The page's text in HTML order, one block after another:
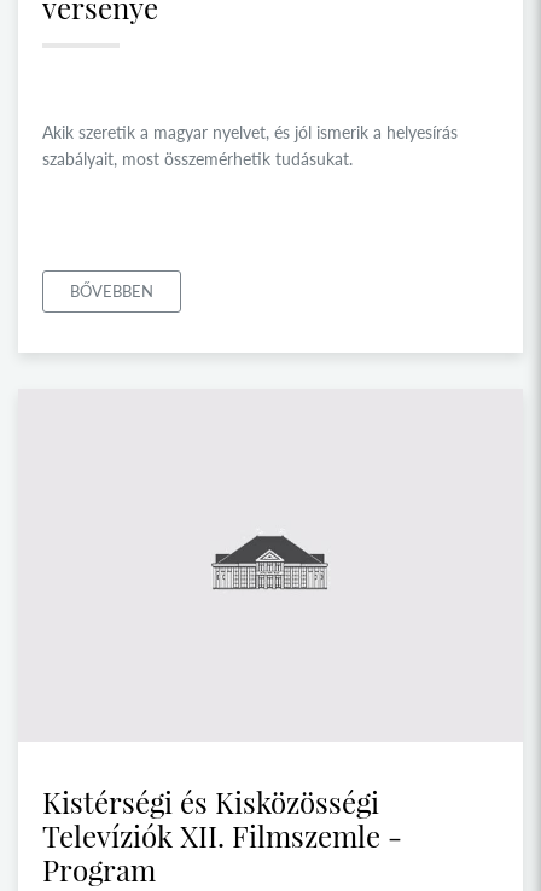
versenye
Akik szeretik a magyar nyelvet, és jól ismerik a helyesírás
szabályait, most összemérhetik tudásukat.
BŐVEBBEN
Kistérségi és Kisközösségi
Televíziók XII. Filmszemle -
Program